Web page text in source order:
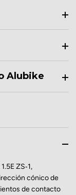
Alubike
ZS‑1,
cónico de
de contacto